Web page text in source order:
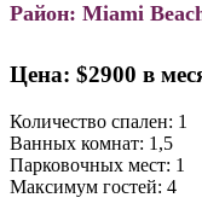
Район: Miami
Цена: $2900 в
Количество спален: 1
Ванных комнат: 1,5
Парковочных мест: 1
Максимум гостей: 4